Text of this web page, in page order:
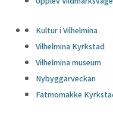
Kultur i Vilhelmina
Vilhelmina Kyrkstad
Vilhelmina museum
Nybyggarveckan
Fatmomakke